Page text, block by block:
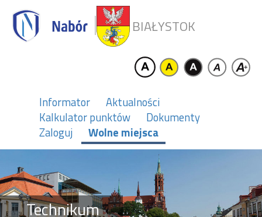
BIAŁYSTOK
Informator
Aktualności
Kalkulator punktów
Dokumenty
Zaloguj
Wolne miejsca
Technikum